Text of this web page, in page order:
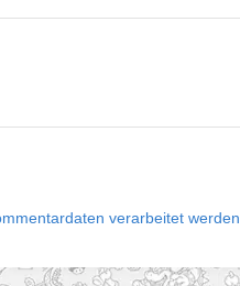
verarbeitet werden.